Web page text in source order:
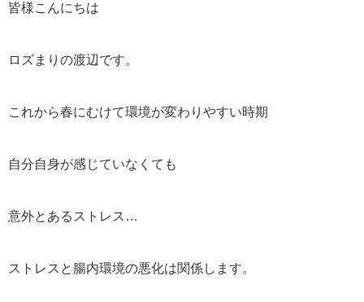
皆様こんにちは
ロズまりの渡辺です。
これから春にむけて環境が変わりやすい時期
自分自身が感じていなくても
意外とあるストレス…
ストレスと腸内環境の悪化は関係します。